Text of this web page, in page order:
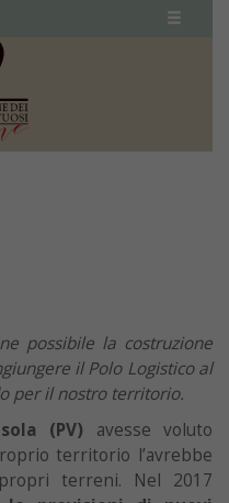
possibile la costruzione
il Polo Logistico al
per il nostro territorio.
(PV) avesse voluto
territorio l’avrebbe
terreni. Nel 2017